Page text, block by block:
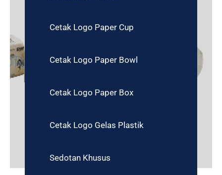
Cetak Logo Paper Cup
Cetak Logo Paper Bowl
Cetak Logo Paper Box
Cetak Logo Gelas Plastik
Sedotan Khusus